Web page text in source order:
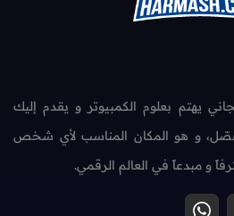
يهتم بعلوم الكمبيوتر و يقدم إليك
و هو المكان المناسب لأي شخص
و مبدعاً في العالم الرقمي.